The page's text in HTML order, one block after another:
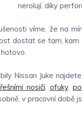
nerolují, díky
víme, že na
dostat se tam, kam
Nissan Juke
nosiči, ofuky,
v pracovní době